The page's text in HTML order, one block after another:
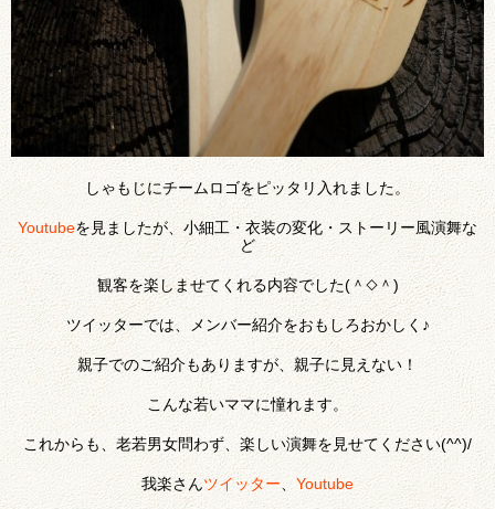
しゃもじにチームロゴをピッタリ入れました。
Youtubeを見ましたが、小細工・衣装の変化・ストーリー風演舞な
ど
観客を楽しませてくれる内容でした(＾◇＾)
ツイッターでは、メンバー紹介をおもしろおかしく♪
親子でのご紹介もありますが、親子に見えない！
こんな若いママに憧れます。
これからも、老若男女問わず、楽しい演舞を見せてください(^^)/
我楽さんツイッター Youtube